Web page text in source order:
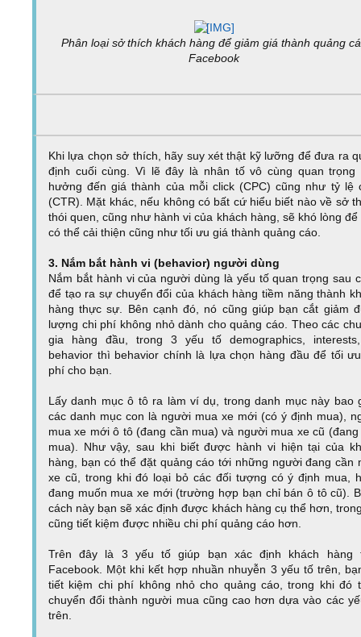
Phân loại sở thích khách hàng để giảm giá thành quảng
Facebook
Khi lựa chọn sở thích, hãy suy xét thật kỹ lưỡng để đưa ra
định cuối cùng. Vì lẽ đây là nhân tố vô cùng quan trọng
hưởng đến giá thành của mỗi click (CPC) cũng như tỷ lệ
(CTR). Mặt khác, nếu không có bất cứ hiểu biết nào về sở
thói quen, cũng như hành vi của khách hàng, sẽ khó lòng để
có thể cải thiện cũng như tối ưu giá thành quảng cáo.
3. Nắm bắt hành vi (behavior) người dùng
Nắm bắt hành vi của người dùng là yếu tố quan trọng sau
để tạo ra sự chuyển đổi của khách hàng tiềm năng thành
hàng thực sự. Bên cạnh đó, nó cũng giúp bạn cắt giảm
lượng chi phí không nhỏ dành cho quảng cáo. Theo các
gia hàng đầu, trong 3 yếu tố demographics,
behavior thì behavior chính là lựa chọn hàng đầu để tối
phí cho bạn.
Lấy danh mục ô tô ra làm ví dụ, trong danh mục này bao
các danh mục con là người mua xe mới (có ý định mua),
mua xe mới ô tô (đang cần mua) và người mua xe cũ (đang
mua). Như vậy, sau khi biết được hành vi hiện tại của
hàng, bạn có thể đặt quảng cáo tới những người đang cần
xe cũ, trong khi đó loại bỏ các đối tượng có ý định mua,
đang muốn mua xe mới (trường hợp bạn chỉ bán ô tô cũ).
cách này bạn sẽ xác định được khách hàng cụ thể hơn,
cũng tiết kiệm được nhiều chi phí quảng cáo hơn.
Trên đây là 3 yếu tố giúp bạn xác định khách hàng
Facebook. Một khi kết hợp nhuần nhuyễn 3 yếu tố trên,
tiết kiệm chi phí không nhỏ cho quảng cáo, trong khi đó
chuyển đổi thành người mua cũng cao hơn dựa vào các
trên.